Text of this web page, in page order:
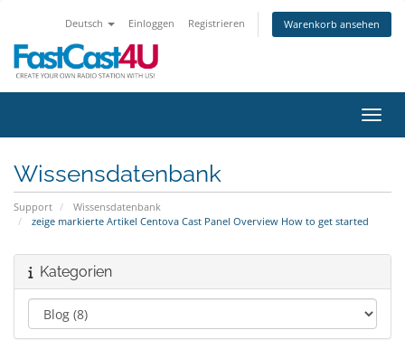
Deutsch Einloggen Registrieren Warenkorb ansehen
Wissensdatenbank
Support
Wissensdatenbank
zeige markierte Artikel Centova Cast Panel Overview How to get started
Kategorien